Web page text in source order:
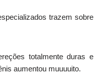
trazem sobre
totalmente duras e
aumentou muuuuito.